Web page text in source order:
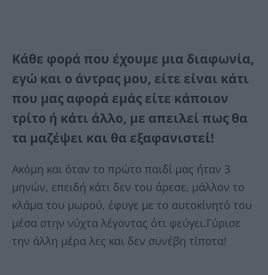
Κάθε φορά που έχουμε μια διαφωνία,
εγώ και ο άντρας μου, είτε είναι κάτι
που μας αφορά εμάς είτε κάποιον
τρίτο ή κάτι άλλο, με απειλεί πως θα
τα μαζέψει και θα εξαφανιστεί!
Ακόμη και όταν το πρώτο παιδί μας ήταν 3
μηνών, επειδή κάτι δεν του άρεσε, μάλλον το
κλάμα του μωρού, έφυγε με το αυτοκίνητό του
μέσα στην νύχτα λέγοντας ότι φεύγει.Γύρισε
την άλλη μέρα λες και δεν συνέβη τίποτα!